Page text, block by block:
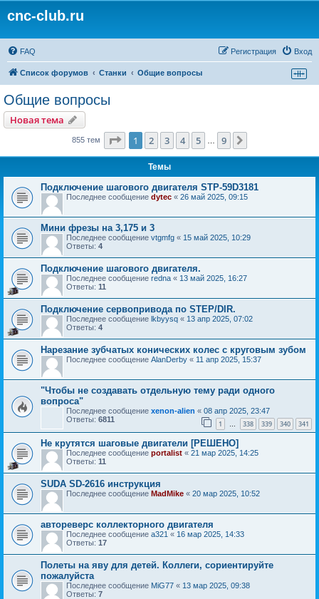
cnc-club.ru
FAQ Вход
Регистрация
Список форумов Станки Общие вопросы
Общие вопросы
Новая тема
855 тем Страница из
1 2 3 4 5 9
Темы
Подключение шагового двигателя STP-59D3181
Последнее сообщение dytec « 26 май 2025, 09:15
Мини фрезы на 3,175 и 3
Последнее сообщение vtgmfg « 15 май 2025, 10:29
Ответы: 4
Подключение шагового двигателя.
Последнее сообщение redna « 13 май 2025, 16:27
Ответы: 11
Подключение сервопривода по STEP/DIR.
Последнее сообщение lkbyysq « 13 апр 2025, 07:02
Ответы: 4
Нарезание зубчатых конических колес с круговым зубом
Последнее сообщение AlanDerby « 11 апр 2025, 15:37
"Чтобы не создавать отдельную тему ради одного
вопроса"
Последнее сообщение xenon-alien « 08 апр 2025, 23:47
Ответы: 6811 1 … 338 339 340 341
Не крутятся шаговые двигатели [РЕШЕНО]
Последнее сообщение portalist « 21 мар 2025, 14:25
Ответы: 11
SUDA SD-2616 инструкция
Последнее сообщение MadMike « 20 мар 2025, 10:52
автореверс коллекторного двигателя
Последнее сообщение a321 « 16 мар 2025, 14:33
Ответы: 17
Полеты на яву для детей. Коллеги, сориентируйте
пожалуйста
Последнее сообщение MiG77 « 13 мар 2025, 09:38
Ответы: 7